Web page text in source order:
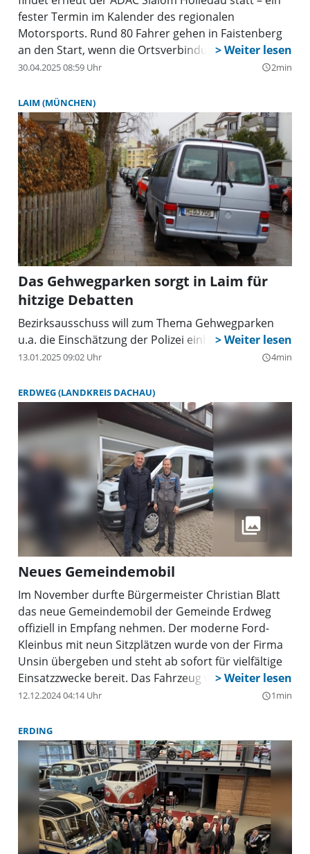
fester Termin im Kalender des regionalen
Motorsports. Rund 80 Fahrer gehen in Faistenberg
an den Start, wenn die Ortsverbindungsstraße
zwischen Bauernried und Faistenberg zum
30.04.2025 08:59 Uhr query_builder2min
LAIM (MÜNCHEN)
Das Gehwegparken sorgt in Laim für
hitzige Debatten
Bezirksausschuss will zum Thema Gehwegparken
u.a. die Einschätzung der Polizei einholen
13.01.2025 09:02 Uhr query_builder4min
ERDWEG (LANDKREIS DACHAU)
Neues Gemeindemobil
Im November durfte Bürgermeister Christian Blatt
das neue Gemeindemobil der Gemeinde Erdweg
offiziell in Empfang nehmen. Der moderne Ford-
Kleinbus mit neun Sitzplätzen wurde von der Firma
Unsin übergeben und steht ab sofort für vielfältige
Einsatzzwecke bereit. Das Fahrzeug wird weiterhin
im Schulbusverkehr genutzt und kann außerdem
Gemeindebereich Erdweg für ihre Aktivitäten
eingesetzt werden. Mit der Anschaffung des neuen
Gemeindemobils investiert die Gemeinde in eine
praktische und vielseitige Mobilitätslösung, die dem
Gemeinwohl zugutekommt.
12.12.2024 04:14 Uhr query_builder1min
ERDING